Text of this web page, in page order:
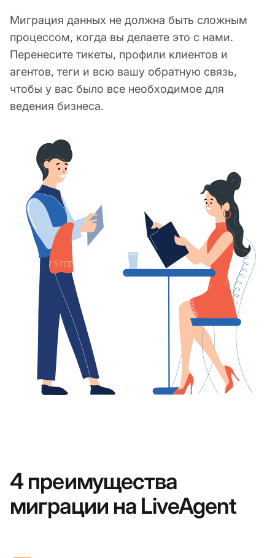
Миграция данных не должна быть сложным
процессом, когда вы делаете это с нами.
Перенесите тикеты, профили клиентов и
агентов, теги и всю вашу обратную связь,
чтобы у вас было все необходимое для
ведения бизнеса.
4 преимущества
миграции на LiveAgent